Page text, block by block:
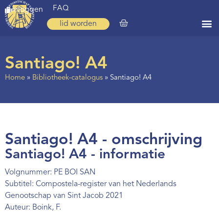
inloggen FAQ
lid worden
Zoeken
Ervaringen
Regio’s
Nieuws
Agenda
Santiago! A4
Home » Bibliotheek-catalogus » Santiago! A4
Santiago! A4 - omschrijving
Santiago! A4 - informatie
Volgnummer: PE BOI SAN
Subtitel: Compostela-register van het Nederlands
Genootschap van Sint Jacob 2021
Auteur: Boink, F.